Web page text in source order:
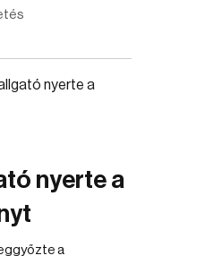
nyerte a
a